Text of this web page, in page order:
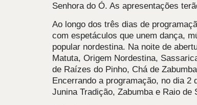
Senhora do Ó. As apresentações
Ao longo dos três dias de
com espetáculos que unem dança,
popular nordestina. Na noite de
Matuta, Origem Nordestina,
de Raízes do Pinho, Chá de
Encerrando a programação, no dia
Junina Tradição, Zabumba e Raio de